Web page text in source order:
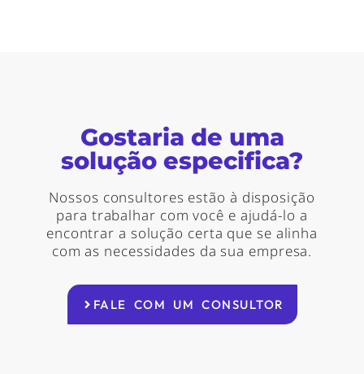
Gostaria de uma
solução especifica?
Nossos consultores estão à disposição
para trabalhar com você e ajudá-lo a
encontrar a solução certa que se alinha
com as necessidades da sua empresa.
FALE COM UM CONSULTOR